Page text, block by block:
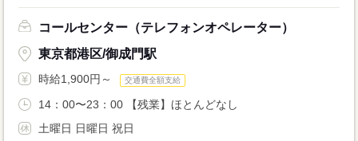
コールセンター（テレフォンオペレーター）
東京都港区/御成門駅
時給1,900円～ 交通費全額支給
14：00〜23：00 【残業】ほとんどなし
土曜日 日曜日 祝日